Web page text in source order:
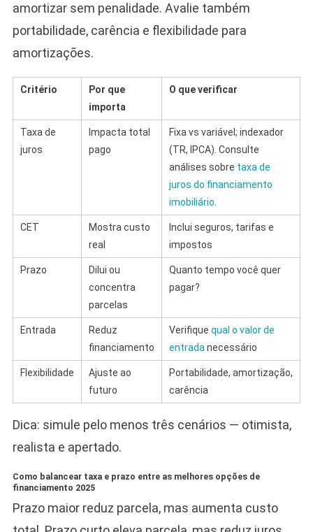
amortizar sem penalidade. Avalie também
portabilidade, carência e flexibilidade para
amortizações.
Critério
Por que
importa
O que verificar
Taxa de
juros
Impacta total
pago
Fixa vs variável; indexador
(TR, IPCA). Consulte
análises sobre taxa de
juros do financiamento
imobiliário.
CET
Mostra custo
real
Inclui seguros, tarifas e
impostos
Prazo
Dilui ou
concentra
parcelas
Quanto tempo você quer
pagar?
Entrada
Reduz
financiamento
Verifique qual o valor de
entradanecessário
Flexibilidade
Ajuste ao
futuro
Portabilidade, amortização,
carência
Dica: simule pelo menos três cenários — otimista,
realista e apertado.
Como balancear taxa e prazo entre as melhores opções de
financiamento 2025
Prazo maior reduz parcela, mas aumenta custo